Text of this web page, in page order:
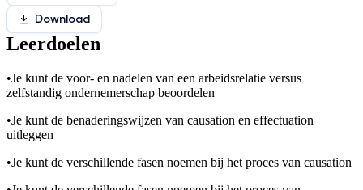
Download
Leerdoelen
•Je kunt de voor- en nadelen van een arbeidsrelatie versus
zelfstandig ondernemerschap beoordelen
•Je kunt de benaderingswijzen van causation en effectuation
uitleggen
•Je kunt de verschillende fasen noemen bij het proces van causation